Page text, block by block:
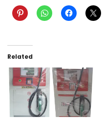
Related